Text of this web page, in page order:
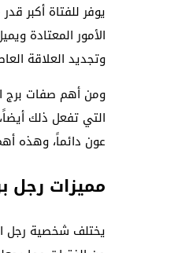
يوفر للفتاة أكبر
الأمور المعتادة
وتجديد العلاقة
ومن أهم صفات برج
التي تفعل ذلك
عون دائماً، وهذه
مميزات رجل
يختلف شخصية رجل